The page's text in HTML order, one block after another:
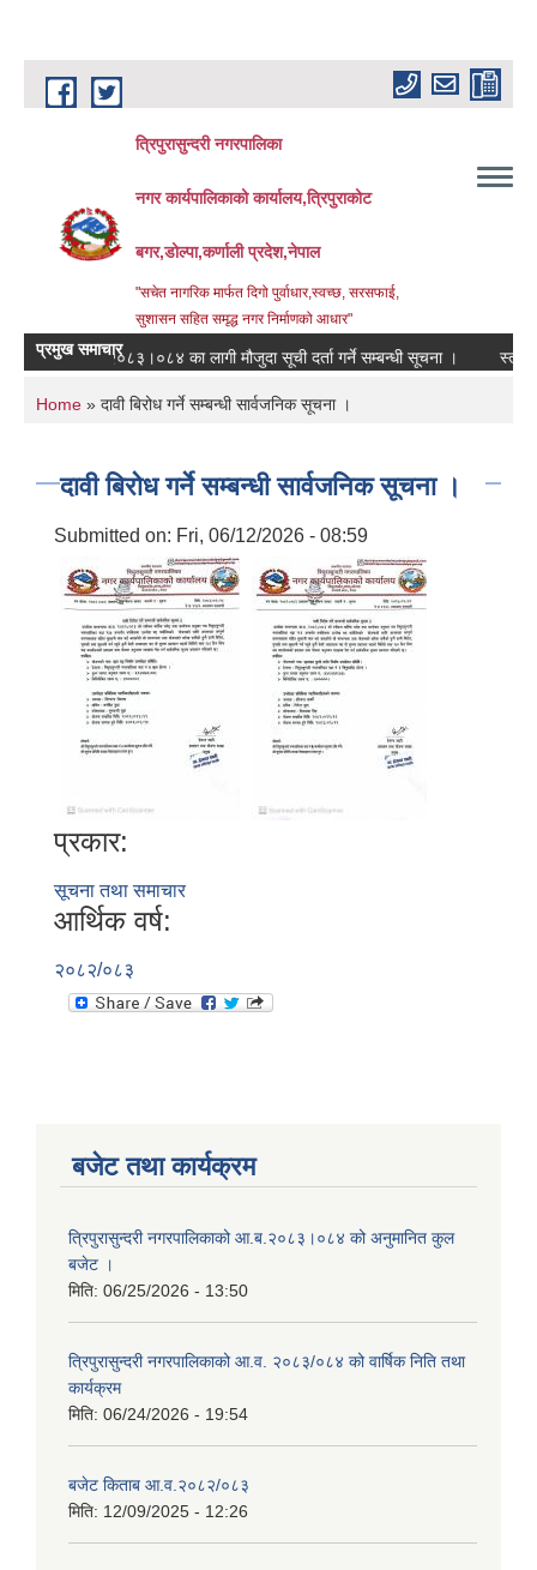
Skip to main content
त्रिपुरासुन्दरी नगरपालिका
नगर कार्यपालिकाको कार्यालय,त्रिपुराकोट
बगर,डोल्पा,कर्णाली प्रदेश,नेपाल
"सचेत नागरिक मार्फत दिगो पुर्वाधार,स्वच्छ, सरसफाई,
सुशासन सहित समृद्ध नगर निर्माणको आधार"
प्रमुख समाचार
आ.ब. २०८३।०८४ का लागी मौजुदा सूची दर्ता गर्ने सम्बन्धी सूचना । स्तरवृद्धि
You are here
Home » दावी बिरोध गर्ने सम्बन्धी सार्वजनिक सूचना ।
दावी बिरोध गर्ने सम्बन्धी सार्वजनिक सूचना ।
Submitted on: Fri, 06/12/2026 - 08:59
प्रकार:
सूचना तथा समाचार
आर्थिक वर्ष:
२०८२/०८३
बजेट तथा कार्यक्रम
त्रिपुरासुन्दरी नगरपालिकाको आ.ब.२०८३।०८४ को अनुमानित कुल
बजेट ।
मिति: 06/25/2026 - 13:50
त्रिपुरासुन्दरी नगरपालिकाको आ.व. २०८३/०८४ को वार्षिक निति तथा
कार्यक्रम
मिति: 06/24/2026 - 19:54
बजेट किताब आ.व.२०८२/०८३
मिति: 12/09/2025 - 12:26